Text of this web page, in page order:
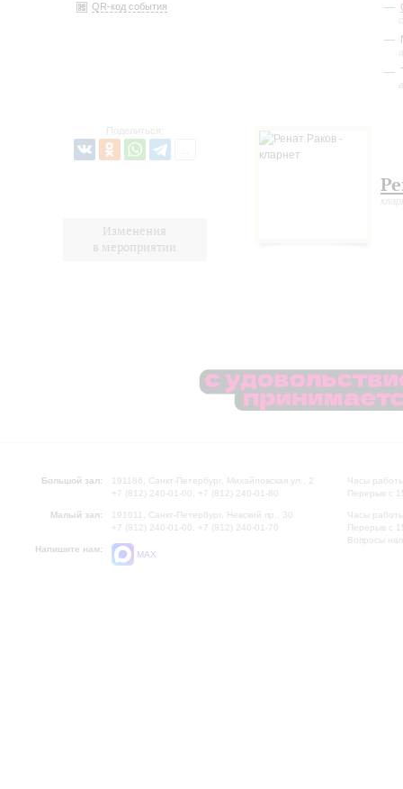
QR-код события
Поделиться:
Изменения
в мероприятии
Большой зал:
191186, Санкт-Петербург, Михайловская ул., 2
+7 (812) 240-01-00, +7 (812) 240-01-80
Малый зал:
191011, Санкт-Петербург, Невский пр., 30
+7 (812) 240-01-00, +7 (812) 240-01-70
Напишите нам:
MAX
Часы
Перерыв с
Часы
Перерыв с
Вопросы